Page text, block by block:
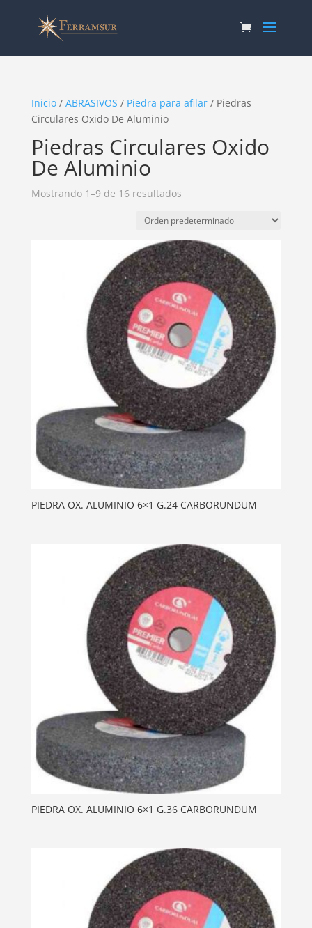
Inicio/ ABRASIVOS / Piedra para afilar/ Piedras
Circulares Oxido De Aluminio
Piedras Circulares Oxido
De Aluminio
Mostrando 1–9 de 16 resultados
PIEDRA OX. ALUMINIO 6×1 G.24 CARBORUNDUM
PIEDRA OX. ALUMINIO 6×1 G.36 CARBORUNDUM